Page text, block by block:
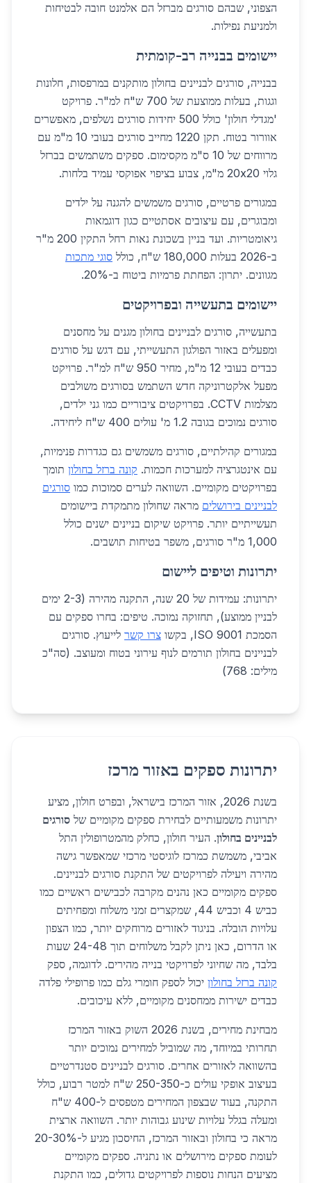
הצפוני, שבהם סורגים מברזל הם אלמנט חובה לבטיחות
ולמניעת נפילות.
יישומים בבנייה רב-קומתית
בבנייה, סורגים לבניינים בחולון מותקנים במרפסות, חלונות
וגגות, בעלות ממוצעת של 700 ש"ח למ"ר. פרויקט
'מגדלי חולון' כולל 500 יחידות סורגים נשלפים, מאפשרים
אוורור בטוח. תקן 1220 מחייב סורגים בעובי 10 מ"מ עם
מרווחים של 10 ס"מ מקסימום. ספקים משתמשים בברזל
גלוי 20x20 מ"מ, צבוע בציפוי אפוקסי עמיד בלחות.
במגורים פרטיים, סורגים משמשים להגנה על ילדים
ומבוגרים, עם עיצובים אסתטיים כגון דוגמאות
גיאומטריות. ועד בניין בשכונת נאות רחל התקין 200 מ"ר
ב-2026 בעלות 180,000 ש"ח, כולל
סוגי מתכות
מגוונים. יתרון: הפחתת פרמיות ביטוח ב-20%.
יישומים בתעשייה ובפרויקטים
בתעשייה, סורגים לבניינים בחולון מגנים על מחסנים
ומפעלים באזור הפולגון התעשייתי, עם דגש על סורגים
כבדים בעובי 12 מ"מ, מחיר 950 ש"ח למ"ר. פרויקט
מפעל אלקטרוניקה חדש השתמש בסורגים משולבים
מצלמות CCTV. בפרויקטים ציבוריים כמו גני ילדים,
סורגים נמוכים בגובה 1.2 מ' עולים 400 ש"ח ליחידה.
במגורים קהילתיים, סורגים משמשים גם כגדרות פנימיות,
עם אינטגרציה למערכות חכמות. קונה ברזל בחולון תומך
בפרויקטים מקומיים. השוואה לערים סמוכות כמו סורגים
לבניינים בירושלים מראה שחולון מתמקדת ביישומים
תעשייתיים יותר. פרויקט שיקום בניינים ישנים כולל
1,000 מ"ר סורגים, משפר בטיחות תושבים.
יתרונות וטיפים ליישום
יתרונות: עמידות של 20 שנה, התקנה מהירה (2-3 ימים
לבניין ממוצע), תחזוקה נמוכה. טיפים: בחרו ספקים עם
הסמכת ISO 9001, בקשו
צרו קשר לייעוץ. סורגים
לבניינים בחולון תורמים לנוף עירוני בטוח ומעוצב. (סה"כ
מילים: 768)
יתרונות ספקים באזור מרכז
בשנת 2026, אזור המרכז בישראל, ובפרט חולון, מציע
יתרונות משמעותיים לבחירת ספקים מקומיים של סורגים
לבניינים בחולון. העיר חולון, כחלק מהמטרופולין התל
אביבי, משמשת כמרכז לוגיסטי מרכזי שמאפשר גישה
מהירה ויעילה לפרויקטים של התקנת סורגים לבניינים.
ספקים מקומיים כאן נהנים מקרבה לכבישים ראשיים כמו
כביש 4 וכביש 44, שמקצרים זמני משלוח ומפחיתים
עלויות הובלה. בניגוד לאזורים מרוחקים יותר, כמו הצפון
או הדרום, כאן ניתן לקבל משלוחים תוך 24-48 שעות
בלבד, מה שחיוני לפרויקטי בנייה מהירים. לדוגמה, ספק
קונה ברזל בחולון יכול לספק חומרי גלם כמו פרופילי פלדה
כבדים ישירות ממחסנים מקומיים, ללא עיכובים.
מבחינת מחירים, בשנת 2026 השוק באזור המרכז
תחרותי במיוחד, מה שמוביל למחירים נמוכים יותר
בהשוואה לאזורים אחרים. סורגים לבניינים סטנדרטיים
בעיצוב אופקי עולים כ-250-350 ש"ח למטר רבוע, כולל
התקנה, בעוד שבצפון המחירים מטפסים ל-400 ש"ח
ומעלה בגלל עלויות שינוע גבוהות יותר. השוואה ארצית
מראה כי בחולון ובאזור המרכז, החיסכון מגיע ל-20-30%
לעומת ספקים מירושלים או נתניה. ספקים מקומיים
מציעים הנחות נוספות לפרויקטים גדולים, כמו התקנת